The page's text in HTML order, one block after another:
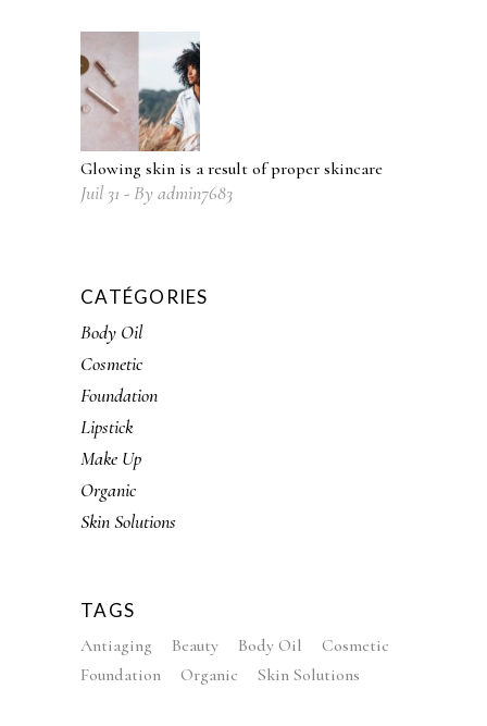
Glowing skin is a result of proper skincare
Juil 31 Byadmin7683
CATÉGORIES
Body Oil
Cosmetic
Foundation
Lipstick
Make Up
Organic
Skin Solutions
TAGS
Antiaging Beauty Body Oil
Cosmetic
Foundation
Organic Skin Solutions